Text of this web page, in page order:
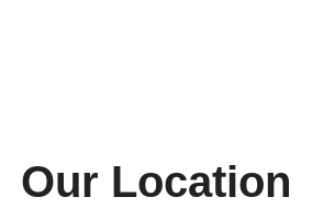
Our Location